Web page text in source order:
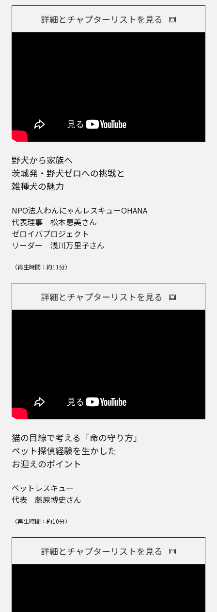
詳細とチャプターリストを見る
野犬から家族へ
茨城発・野犬ゼロへの挑戦と
雑種犬の魅力
NPO法人わんにゃんレスキューOHANA
代表理事 松本恵美さん
ゼロイバプロジェクト
リーダー 浅川万里子さん
（再生時間：約11分）
詳細とチャプターリストを見る
猫の目線で考える「命の守り方」
ペット探偵経験を生かした
お迎えのポイント
ペットレスキュー
代表 藤原博史さん
（再生時間：約10分）
詳細とチャプターリストを見る